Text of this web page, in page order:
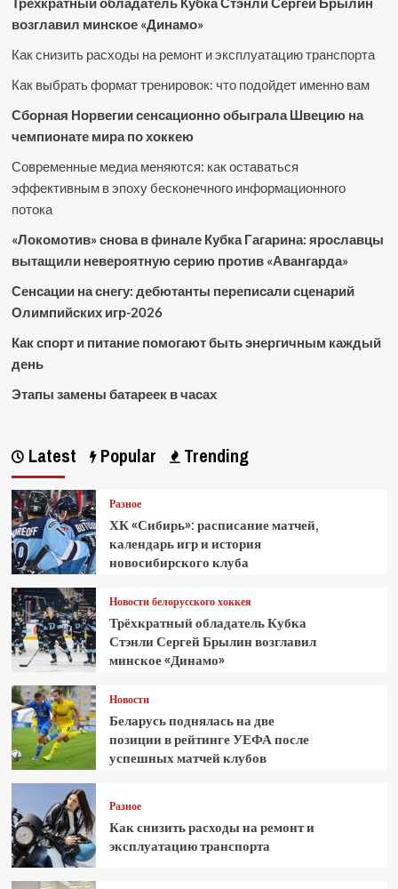
возглавил минское «Динамо»
Как снизить расходы на ремонт и эксплуатацию транспорта
Как выбрать формат тренировок: что подойдет именно вам
Сборная Норвегии сенсационно обыграла Швецию на
чемпионате мира по хоккею
Современные медиа меняются: как оставаться
эффективным в эпоху бесконечного информационного
потока
«Локомотив» снова в финале Кубка Гагарина: ярославцы
вытащили невероятную серию против «Авангарда»
Сенсации на снегу: дебютанты переписали сценарий
Олимпийских игр-2026
Как спорт и питание помогают быть энергичным каждый
день
Этапы замены батареек в часах
Latest Popular Trending
Разное
ХК «Сибирь»: расписание матчей,
календарь игр и история
новосибирского клуба
Новости белорусского хоккея
Трёхкратный обладатель Кубка
Стэнли Сергей Брылин возглавил
минское «Динамо»
Новости
Беларусь поднялась на две
позиции в рейтинге УЕФА после
успешных матчей клубов
Разное
Как снизить расходы на ремонт и
эксплуатацию транспорта